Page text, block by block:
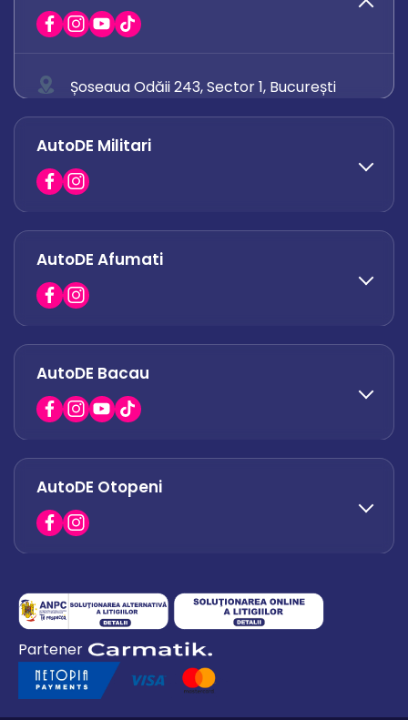
Șoseaua Odăii 243, Sector 1, București
0758 671 921
0742 444 194
office.odaii@autode.ro
AutoDE Militari
0758 338 428
office.militari@autode.ro
AutoDE Afumati
0751 628 054
office.afumati@autode.ro
AutoDE Bacau
0730 063 852
0730 063 851
AutoDE Otopeni
0754 649 360
office.premium@autode.ro
Partener